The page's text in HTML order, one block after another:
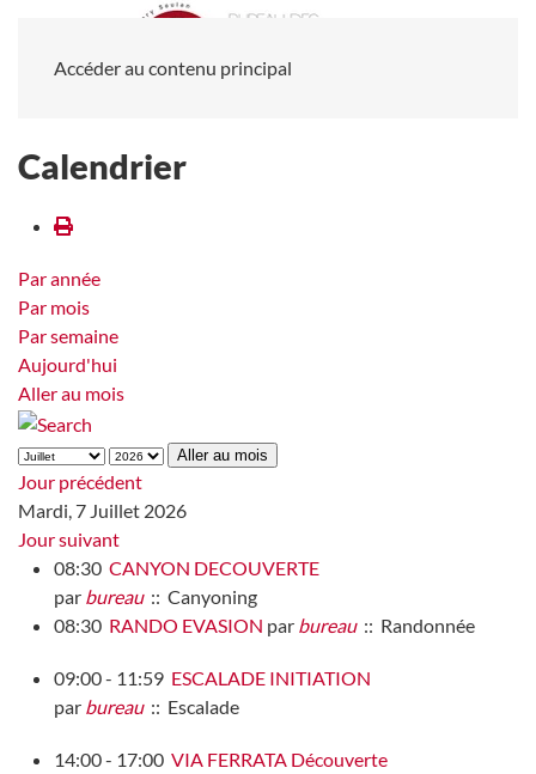
Accéder au contenu principal
Calendrier
Par année
Par mois
Par semaine
Aujourd'hui
Aller au mois
Aller au mois
Jour précédent
Mardi, 7 Juillet 2026
Jour suivant
08:30 CANYON DECOUVERTE
par bureau:: Canyoning
08:30 RANDO EVASION par bureau:: Randonnée
09:00 - 11:59 ESCALADE INITIATION
par bureau:: Escalade
14:00 - 17:00 VIA FERRATA Découverte